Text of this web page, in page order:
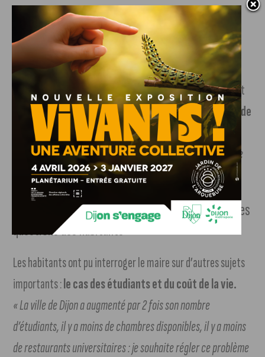
souhaite végétaliser ou encore la rénovation de la rue
Monge. Même impatience du côté du nouveau centre
Dauphine que le maire qualifiait de « verrue dans la ville« .
Parler d’attractivité ne peut se faire sans parler du souhait
du rétablissement de la ligne TGV Dijon-Roissy Charles de
Gaulle-Lille
. François Rebsamen a confirmé une nouvelle
fois son envie de revoir cette ligne opérationnelle «pour le
rayonnement de la ville« .
CROUS, construction des bâtiments en hauteur : les
questions des habitants
Les habitants ont pu interroger le maire sur d’autres sujets
importants :le cas des étudiants et du coût de la vie.
« La ville de Dijon a augmenté par 2 fois son nombre
d’étudiants, il y a moins de chambres disponibles, il y a moins
de restaurants universitaires : je souhaite régler ce problème